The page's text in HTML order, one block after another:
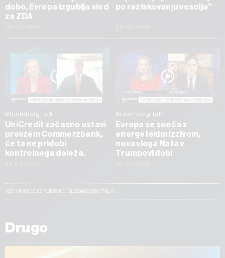
dobo, Evropa izgublja sled
za ZDA
po raziskovanju vesolja"
Bloomberg Talk
UniCredit začasno ustavi
prevzem Commerzbank,
če ta ne pridobi
kontrolnega deleža.
Bloomberg Talk
Evropa se sooča z
energetskim izzivom,
nova vloga Nata v
Trumpovi dobi
VSE NOVICE IZ RUBRIKE BLOOMBERG TALK
Drugo